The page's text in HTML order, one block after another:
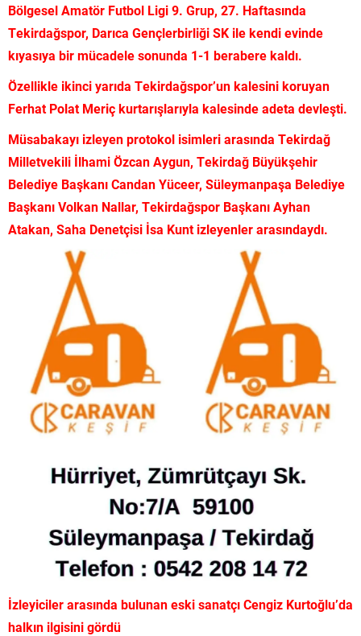
Bölgesel Amatör Futbol Ligi 9. Grup, 27. Haftasında
Tekirdağspor, Darıca Gençlerbirliği SK ile kendi evinde
kıyasıya bir mücadele sonunda 1-1 berabere kaldı.
Özellikle ikinci yarıda Tekirdağspor’un kalesini koruyan
Ferhat Polat Meriç kurtarışlarıyla kalesinde adeta devleşti.
Müsabakayı izleyen protokol isimleri arasında Tekirdağ
Milletvekili İlhami Özcan Aygun, Tekirdağ Büyükşehir
Belediye Başkanı Candan Yüceer, Süleymanpaşa Belediye
Başkanı Volkan Nallar, Tekirdağspor Başkanı Ayhan
Atakan, Saha Denetçisi İsa Kunt izleyenler arasındaydı.
İzleyiciler arasında bulunan eski sanatçı Cengiz Kurtoğlu’da
halkın ilgisini gördü